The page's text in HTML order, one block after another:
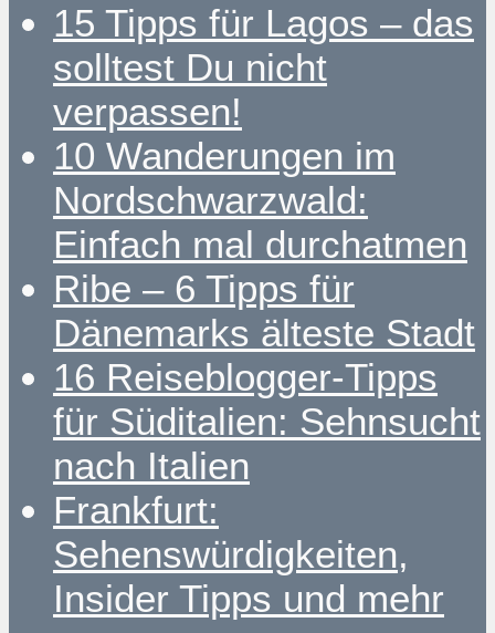
15 Tipps für Lagos – das
solltest Du nicht
verpassen!
10 Wanderungen im
Nordschwarzwald:
Einfach mal durchatmen
Ribe – 6 Tipps für
Dänemarks älteste Stadt
16 Reiseblogger-Tipps
für Süditalien: Sehnsucht
nach Italien
Frankfurt:
Sehenswürdigkeiten,
Insider Tipps und mehr